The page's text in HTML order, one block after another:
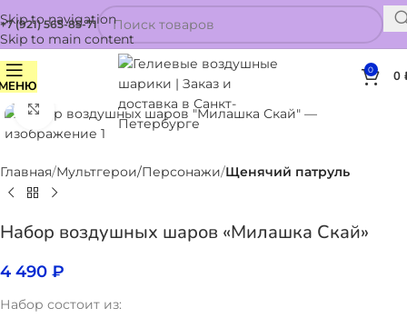
Skip to navigation
Skip to main content
+7 (921) 565-85-71
0 0
Нажмите, чтобы увеличить
Главная Мультгерои/Персонажи Щенячий патруль
Набор воздушных шаров «Милашка Скай»
4 490 ₽
Набор состоит из: